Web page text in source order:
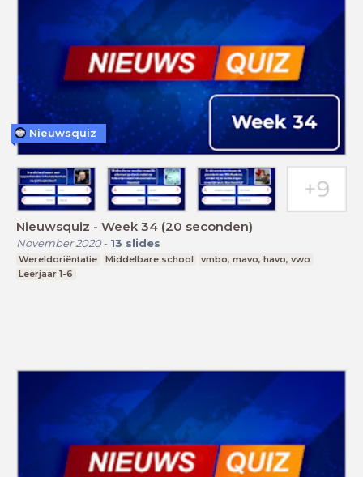
Nieuwsquiz - Week 34 (20 seconden)
November 2020- 13 slides
Wereldoriëntatie Middelbare school
vmbo, mavo, havo, vwo
Leerjaar 1-6
Nieuwsquiz